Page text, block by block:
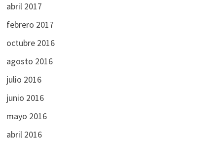
abril 2017
febrero 2017
octubre 2016
agosto 2016
julio 2016
junio 2016
mayo 2016
abril 2016